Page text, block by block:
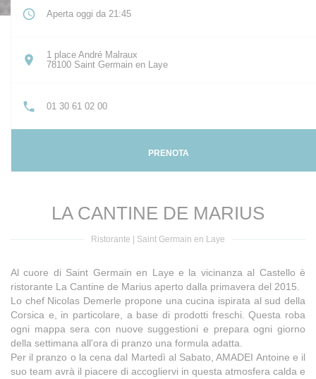
Aperta oggi da 21:45
1 place André Malraux
78100 Saint Germain en Laye((apre una nuova finestra))
01 30 61 02 00
PRENOTA
LA CANTINE DE MARIUS
Ristorante Saint Germain en Laye
Al cuore di Saint Germain en Laye e la vicinanza al Castello è
ristorante La Cantine de Marius aperto dalla primavera del 2015.
Lo chef Nicolas Demerle propone una cucina ispirata al sud della
Corsica e, in particolare, a base di prodotti freschi. Questa roba
ogni mappa sera con nuove suggestioni e prepara ogni giorno
della settimana all'ora di pranzo una formula adatta.
Per il pranzo o la cena dal Martedì al Sabato, AMADEI Antoine e il
suo team avrà il piacere di accogliervi in ​​questa atmosfera calda e